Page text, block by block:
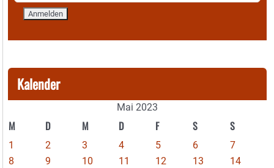
Kalender
Mai 2023
M D M D F S S
1 2 3 4 5 6
7
8
9 10 11 12 13
14